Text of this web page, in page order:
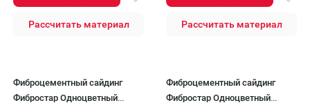
Рассчитать материал Рассчитать материал
Фиброцементный сайдинг
Фибростар Одноцветный
Фиброцементный сайдинг
Фибростар Одноцветный